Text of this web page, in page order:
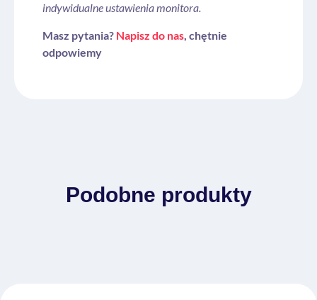
indywidualne ustawienia monitora.
Masz pytania? Napisz do nas , chętnie
odpowiemy
Podobne produkty